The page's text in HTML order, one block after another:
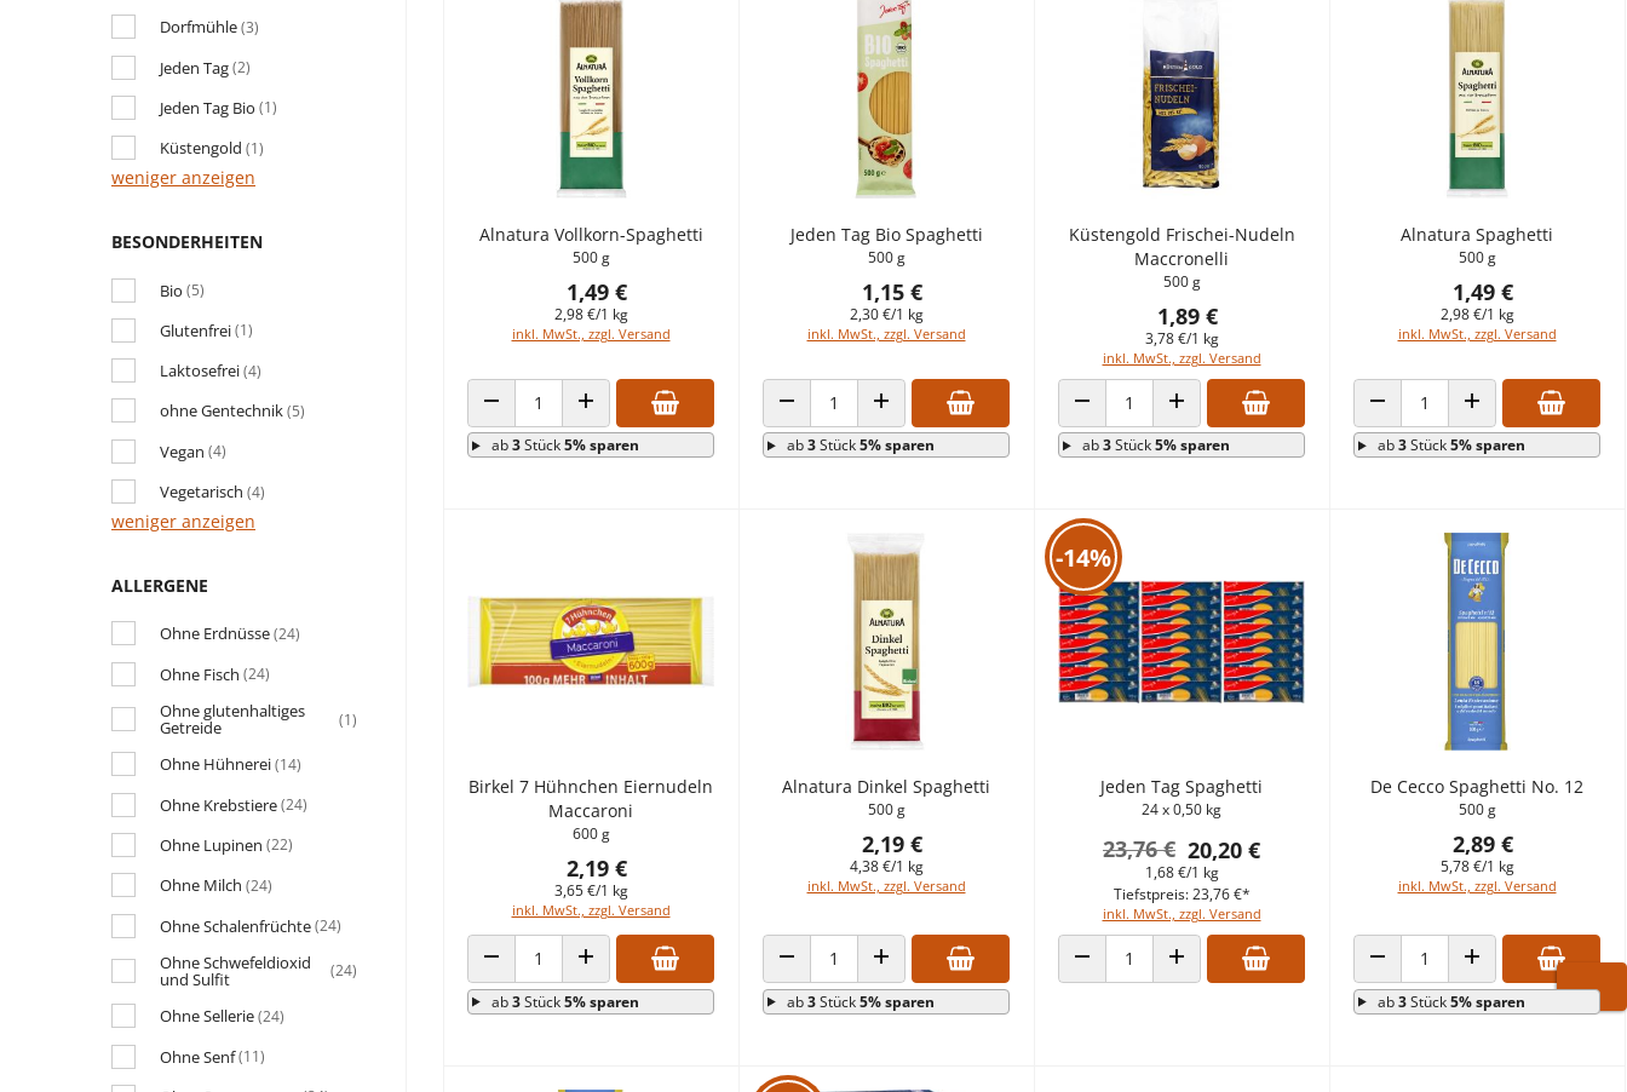
Dorfmühle(3)
Jeden Tag(2)
Jeden Tag Bio (1)
Küstengold (1)
weniger anzeigen
BESONDERHEITEN
Bio (5)
Glutenfrei(1)
Laktosefrei(4)
ohne Gentechnik(5)
Vegan (4)
Vegetarisch (4)
weniger anzeigen
ALLERGENE
Ohne Erdnüsse(24)
Ohne Fisch (24)
Ohne glutenhaltiges
Getreide (1)
Ohne Hühnerei(14)
Ohne Krebstiere(24)
Ohne Lupinen (22)
Ohne Milch (24)
Ohne Schalenfrüchte(24)
Ohne Schwefeldioxid
und Sulfit (24)
Ohne Sellerie(24)
Ohne Senf(11)
Alnatura Vollkorn-Spaghetti
500 g
1,49 €
2,98 €/1 kg
inkl. MwSt., zzgl. Versand
ANZAHL VERRINGERNANZAHL ERHÖHEN
ab3Stück5% sparen
Jeden Tag Bio Spaghetti
500 g
1,15 €
2,30 €/1 kg
inkl. MwSt., zzgl. Versand
ANZAHL VERRINGERNANZAHL ERHÖHEN
ab3Stück5% sparen
Küstengold Frischei-Nudeln
Maccronelli
500 g
1,89 €
3,78 €/1 kg
inkl. MwSt., zzgl. Versand
ANZAHL VERRINGERNANZAHL ERHÖHEN
ab3Stück5% sparen
Alnatura Spaghetti
500 g
1,49 €
2,98 €/1 kg
inkl. MwSt., zzgl. Versand
ANZAHL VERRINGERNANZAHL ERHÖHEN
ab3Stück5% sparen
Birkel 7 Hühnchen Eiernudeln
Maccaroni
600 g
2,19 €
3,65 €/1 kg
inkl. MwSt., zzgl. Versand
ANZAHL VERRINGERNANZAHL ERHÖHEN
ab3Stück5% sparen
Alnatura Dinkel Spaghetti
500 g
2,19 €
4,38 €/1 kg
inkl. MwSt., zzgl. Versand
ANZAHL VERRINGERNANZAHL ERHÖHEN
ab3Stück5% sparen
-14%
Jeden Tag Spaghetti
24 x 0,50 kg
20,20 €
23,76 €
1,68 €/1 kg
inkl. MwSt., zzgl. Versand
Tiefstpreis: 23,76 €*
ANZAHL VERRINGERNANZAHL ERHÖHEN
De Cecco Spaghetti No. 12
500 g
2,89 €
5,78 €/1 kg
inkl. MwSt., zzgl. Versand
ANZAHL VERRINGERNANZAHL ERHÖHEN
ab3Stück5% sparen